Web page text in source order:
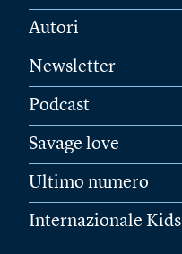
Autori
Newsletter
Podcast
Savage love
Ultimo numero
Internazionale Kids